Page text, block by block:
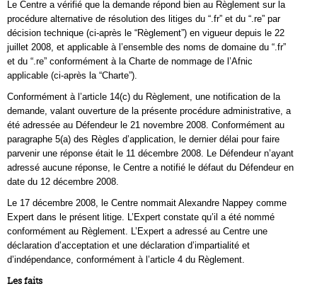
Le Centre a vérifié que la demande répond bien au Règlement sur la
procédure alternative de résolution des litiges du “.fr” et du “.re” par
décision technique (ci-après le “Règlement”) en vigueur depuis le 22
juillet 2008, et applicable à l’ensemble des noms de domaine du “.fr”
et du “.re” conformément à la Charte de nommage de l’Afnic
applicable (ci-après la “Charte”).
Conformément à l’article 14(c) du Règlement, une notification de la
demande, valant ouverture de la présente procédure administrative, a
été adressée au Défendeur le 21 novembre 2008. Conformément au
paragraphe 5(a) des Règles d’application, le dernier délai pour faire
parvenir une réponse était le 11 décembre 2008. Le Défendeur n’ayant
adressé aucune réponse, le Centre a notifié le défaut du Défendeur en
date du 12 décembre 2008.
Le 17 décembre 2008, le Centre nommait Alexandre Nappey comme
Expert dans le présent litige. L’Expert constate qu’il a été nommé
conformément au Règlement. L’Expert a adressé au Centre une
déclaration d’acceptation et une déclaration d’impartialité et
d’indépendance, conformément à l’article 4 du Règlement.
Les faits